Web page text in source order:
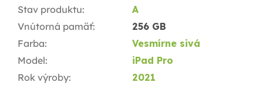
Stav produktu:
A
Vnútorná pamäť:
256 GB
Farba:
Vesmírne sivá
Model:
iPad Pro
Rok výroby:
2021